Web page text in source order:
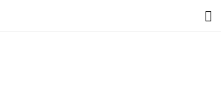
Search